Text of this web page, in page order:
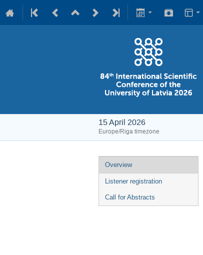
15 April 2026
Europe/Riga timezone
Overview
Listener registration
Call for Abstracts